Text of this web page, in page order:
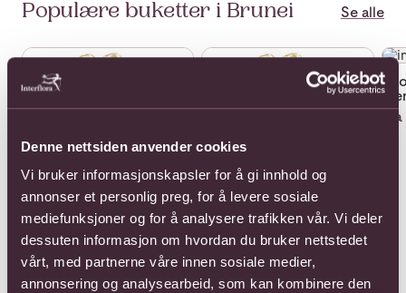
Denne nettsiden anvender cookies
Vi bruker informasjonskapsler for å gi innhold og
annonser et personlig preg, for å levere sosiale
mediefunksjoner og for å analysere trafikken vår. Vi deler
dessuten informasjon om hvordan du bruker nettstedet
vårt, med partnerne våre innen sosiale medier,
annonsering og analysearbeid, som kan kombinere den
Populære buketter i Brunei Se alle
Se mer om 12 Long stemmed roses
12 Long stemmed roses
1100,-
Se mer om 12 roses medium
12 roses medium
990,-
Se
6